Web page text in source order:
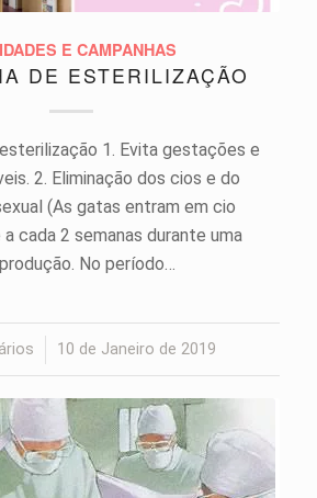
E CAMPANHAS
DE ESTERILIZAÇÃO
1. Evita gestações e
2. Eliminação dos cios e do
(As gatas entram em cio
cada 2 semanas durante uma
No período…
10 de Janeiro de 2019